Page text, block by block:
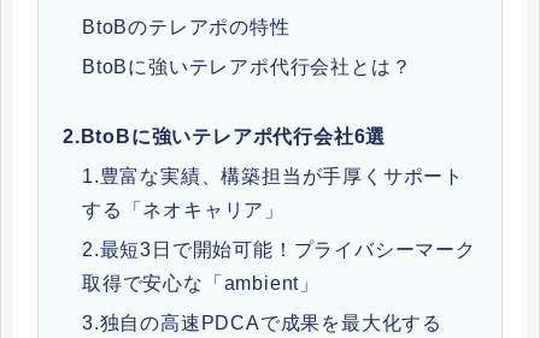
BtoBのテレアポの特性
BtoBに強いテレアポ代行会社とは？
2. BtoBに強いテレアポ代行会社6選
1.豊富な実績、構築担当が手厚くサポート
する「ネオキャリア」
2.最短3日で開始可能！プライバシーマーク
取得で安心な「ambient」
3.独自の高速PDCAで成果を最大化する